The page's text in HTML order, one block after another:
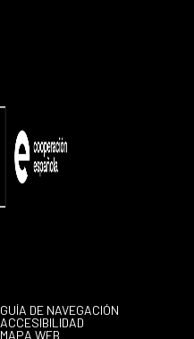
GUÍA DE NAVEGACIÓN
ACCESIBILIDAD
MAPA WEB